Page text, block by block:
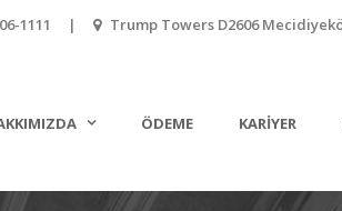
1111 | Trump Towers D2606
ÖDEME KARİYER